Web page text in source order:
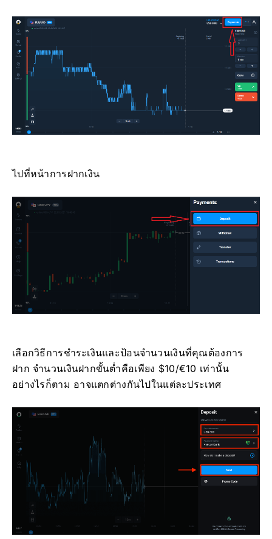
ไปที่หน้าการฝากเงิน
เลือกวิธีการชำระเงินและป้อนจำนวนเงินที่คุณต้องการ
ฝาก จำนวนเงินฝากขั้นต่ำคือเพียง $10/€10 เท่านั้น
อย่างไรก็ตาม อาจแตกต่างกันไปในแต่ละประเทศ